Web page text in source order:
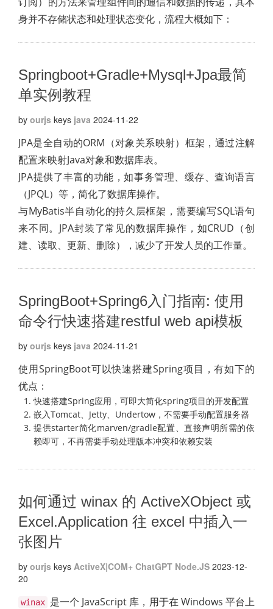
身并不存储状态和处理状态变化，流程大概如下：
Springboot+Gradle+Mysql+Jpa最简
单实例教程
by ourjs keys java 2024-11-22
JPA是全自动的ORM（对象关系映射）框架，通过注解
配置来映射Java对象和数据库表。
JPA提供了丰富的功能，如事务管理、缓存、查询语言
（JPQL）等，简化了数据库操作。
与MyBatis半自动化的持久层框架，需要编写SQL语句
来不同。JPA封装了常见的数据库操作，如CRUD（创
建、读取、更新、删除），减少了开发人员的工作量。
SpringBoot+Spring6入门指南: 使用
命令行快速搭建restful web api模板
by ourjs keys java 2024-11-21
使用SpringBoot可以快速搭建Spring项目，有如下的
优点：
快速搭建Spring应用，可即大简化spring项目的开发配置
嵌入Tomcat、Jetty、Undertow，不需要手动配置服务器
提供starter简化marven/gradle配置、直接声明所需的依
赖即可，不再需要手动处理版本冲突和依赖安装
如何通过 winax 的 ActiveXObject 或
Excel.Application 往 excel 中插入一
张图片
by ourjs keys ActiveX|COM+ ChatGPT Node.JS 2023-12-
20
winax 是一个 JavaScript 库，用于在 Windows 平台上